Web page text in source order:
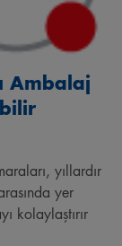
Ambalaj
yıllardır
yer
kolaylaştırır